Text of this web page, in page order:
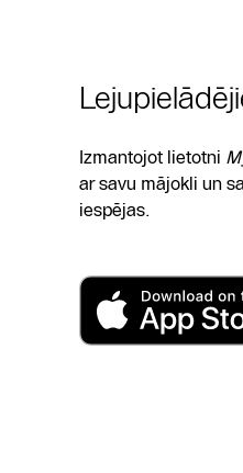
Izmantojot lietotni
ar savu mājokli un
iespējas.